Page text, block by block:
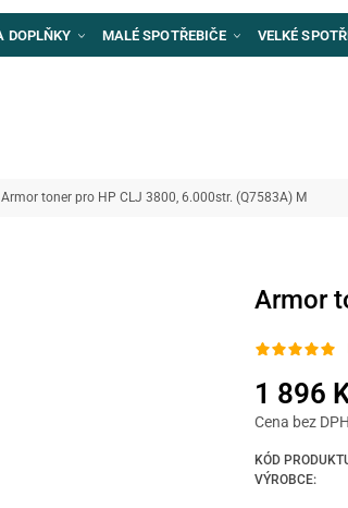
DOPLŇKY MALÉ SPOTŘEBIČE VELKÉ
Armor toner pro HP CLJ 3800, 6.000str. (Q7583A) M
Armor
1 896
Cena bez
KÓD
VÝROBCE: